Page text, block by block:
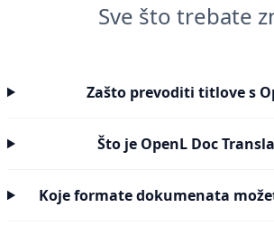
Sve što trebate
Zašto prevoditi titlove s
Što je OpenL Doc
Koje formate dokumenata